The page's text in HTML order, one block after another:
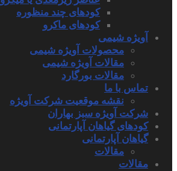
کودهای چند منظوره
کودهای ماکرو
آویژه شیمی
محصولات آویژه شیمی
مقالات آویژه شیمی
مقالات بورگارد
تماس با ما
نقشه موقعیت شرکت آویژه
شرکت آویژه سبز بهاران
کودهای گیاهان آپارتمانی
گیاهان آپارتمانی
مقالات
مقالات